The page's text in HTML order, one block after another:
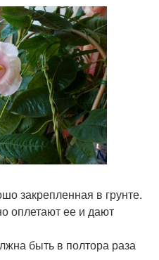
закрепленная в грунте.
оплетают ее и дают
быть в полтора раза